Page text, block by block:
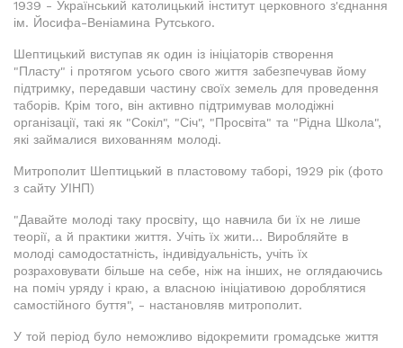
1939 - Український католицький інститут церковного з'єднання
ім. Йосифа-Веніамина Рутського.
Шептицький виступав як один із ініціаторів створення
"Пласту" і протягом усього свого життя забезпечував йому
підтримку, передавши частину своїх земель для проведення
таборів. Крім того, він активно підтримував молодіжні
організації, такі як "Сокіл", "Січ", "Просвіта" та "Рідна Школа",
які займалися вихованням молоді.
Митрополит Шептицький в пластовому таборі, 1929 рік (фото
з сайту УІНП)
"Давайте молоді таку просвіту, що навчила би їх не лише
теорії, а й практики життя. Учіть їх жити... Виробляйте в
молоді самодостатність, індивідуальність, учіть їх
розраховувати більше на себе, ніж на інших, не оглядаючись
на поміч уряду і краю, а власною ініціативою дороблятися
самостійного буття", - настановляв митрополит.
У той період було неможливо відокремити громадське життя